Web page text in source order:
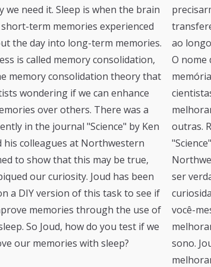
we need it. Sleep is when the brain
term memories experienced
the day into long-term memories.
is called memory consolidation,
memory consolidation theory that
wondering if we can enhance
over others. There was a
in the journal "Science" by Ken
his colleagues at Northwestern
to show that this may be true,
our curiosity. Joud has been
a DIY version of this task to see if
memories through the use of
So Joud, how do you test if we
our memories with sleep?
ao
O nome
outras.
ser
você-
sono.